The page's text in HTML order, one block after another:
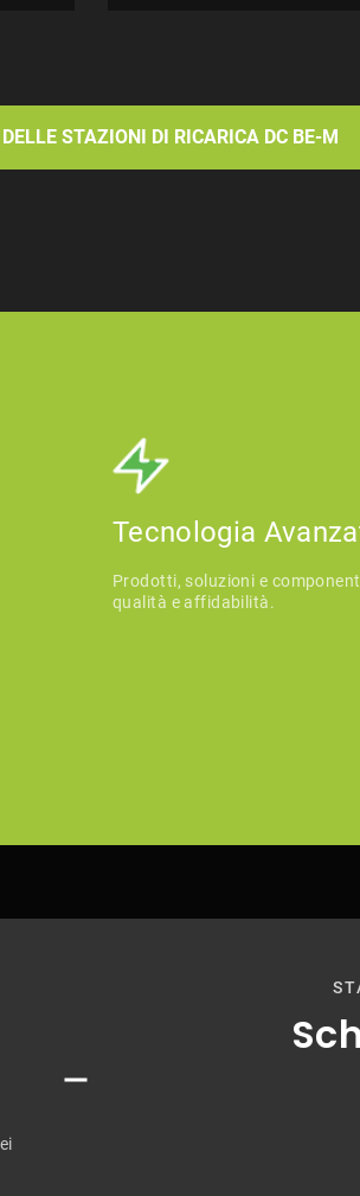
STAZIONI DI RICARICA DC BE-M
Tecnologia
Prodotti, soluzioni e
qualità e affidabilità.